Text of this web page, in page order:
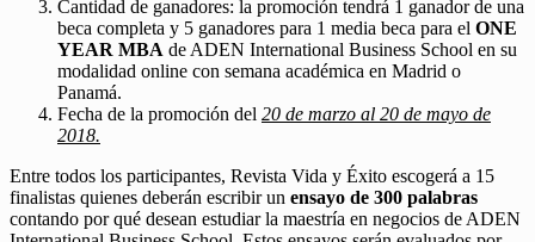
Cantidad de ganadores: la promoción tendrá 1 ganador de una
beca completa y 5 ganadores para 1 media beca para el ONE
YEAR MBA de ADEN International Business School en su
modalidad online con semana académica en Madrid o
Panamá.
Fecha de la promoción del 20 de marzo al 20 de mayo de
2018.
Entre todos los participantes, Revista Vida y Éxito escogerá a 15
finalistas quienes deberán escribir un ensayo de 300 palabras
contando por qué desean estudiar la maestría en negocios de ADEN